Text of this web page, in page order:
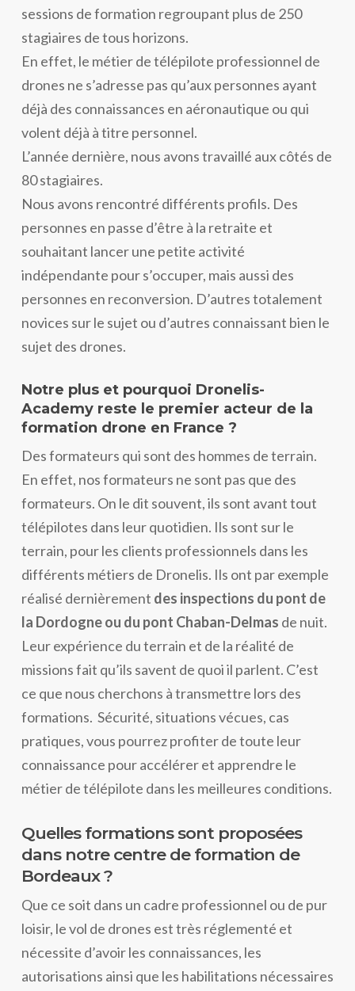
sessions de formation regroupant plus de 250
stagiaires de tous horizons.
En effet, le métier de télépilote professionnel de
drones ne s’adresse pas qu’aux personnes ayant
déjà des connaissances en aéronautique ou qui
volent déjà à titre personnel.
L’année dernière, nous avons travaillé aux côtés de
80 stagiaires.
Nous avons rencontré différents profils. Des
personnes en passe d’être à la retraite et
souhaitant lancer une petite activité
indépendante pour s’occuper, mais aussi des
personnes en reconversion. D’autres totalement
novices sur le sujet ou d’autres connaissant bien le
sujet des drones.
Notre plus et pourquoi Dronelis-
Academy reste le premier acteur de la
formation drone en France ?
Des formateurs qui sont des hommes de terrain.
En effet, nos formateurs ne sont pas que des
formateurs. On le dit souvent, ils sont avant tout
télépilotes dans leur quotidien. Ils sont sur le
terrain, pour les clients professionnels dans les
différents métiers de Dronelis. Ils ont par exemple
réalisé dernièrement des inspections du pont de
la Dordogne ou du pont Chaban-Delmas de nuit.
Leur expérience du terrain et de la réalité de
missions fait qu’ils savent de quoi il parlent. C’est
ce que nous cherchons à transmettre lors des
formations. Sécurité, situations vécues, cas
pratiques, vous pourrez profiter de toute leur
connaissance pour accélérer et apprendre le
métier de télépilote dans les meilleures conditions.
Quelles formations sont proposées
dans notre centre de formation de
Bordeaux ?
Que ce soit dans un cadre professionnel ou de pur
loisir, le vol de drones est très réglementé et
nécessite d’avoir les connaissances, les
autorisations ainsi que les habilitations nécessaires